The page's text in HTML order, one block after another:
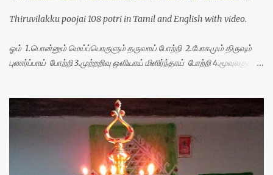
Thiruvilakku poojai 108 potri in Tamil and English with video.
ஓம் 1.பொன்னும் மெய்ப்பொருளும் தருவாய் போற்றி 2.போகமும் திருவும்
புணர்ப்பாய் போற்றி 3.முற்றறிவு ஒளியாய் மிளிர்ந்தாய் போற்றி 4.மூவுலகும்
8.பிறர்வயமாகா பெரியோய் போற்றி 9.பேரின்பப் பெருக்காய் பொலிந்தாய்
போற்றி 10.பேரருட்கடலாம் பேரரு...